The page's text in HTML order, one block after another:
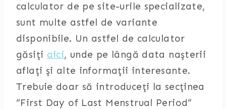
calculator de pe site-urile specializate,
sunt multe astfel de variante
disponibile. Un astfel de calculator
găsiţi aici, unde pe lângă data naşterii
aflaţi şi alte informaţii interesante.
Trebuie doar să introduceţi la secţinea
“First Day of Last Menstrual Period”